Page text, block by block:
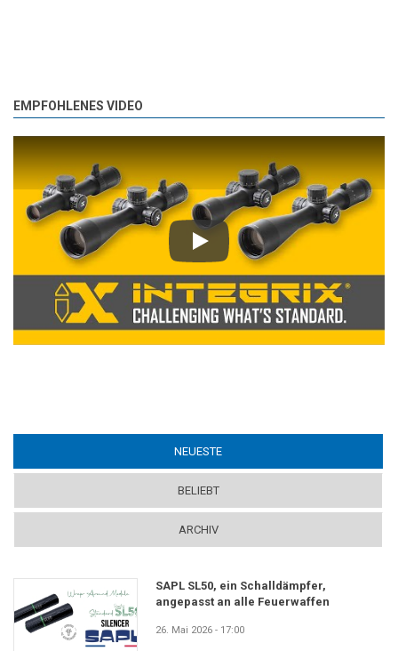
EMPFOHLENES VIDEO
Play
NEUESTE
BELIEBT
ARCHIV
SAPL SL50, ein Schalldämpfer,
angepasst an alle Feuerwaffen
26. Mai 2026 - 17:00